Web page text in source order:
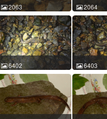
2063
龙洞山溪鲵 Batrachuperus
londongensis 史静耸
2016-02-28 14:50:47 中国
四川 ACM id:2063
2064
龙洞山溪
2016-02-
四川 ACM
6402
龙洞山溪鲵 Batrachuperus
londongensis 陈进民
2014-06-16 21:10:56 中国
四川 ACM id:6402
6403
龙洞山溪
2014-06-
四川 ACM